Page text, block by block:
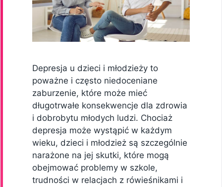
Depresja u dzieci i młodzieży to
poważne i często niedoceniane
zaburzenie, które może mieć
długotrwałe konsekwencje dla zdrowia
i dobrobytu młodych ludzi. Chociaż
depresja może wystąpić w każdym
wieku, dzieci i młodzież są szczególnie
narażone na jej skutki, które mogą
obejmować problemy w szkole,
trudności w relacjach z rówieśnikami i